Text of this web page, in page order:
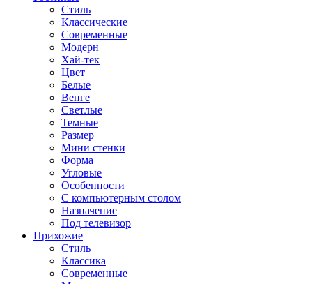
Стиль
Классические
Современные
Модерн
Хай-тек
Цвет
Белые
Венге
Светлые
Темные
Размер
Мини стенки
Форма
Угловые
Особенности
С компьютерным столом
Назначение
Под телевизор
Прихожие
Стиль
Классика
Современные